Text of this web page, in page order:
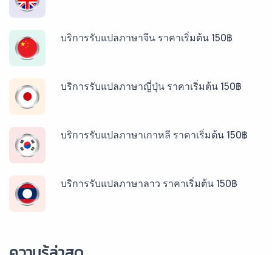
บริการรับแปลภาษาจีน ราคาเริ่มต้น 150฿
บริการรับแปลภาษาญี่ปุ่น ราคาเริ่มต้น 150฿
บริการรับแปลภาษาเกาหลี ราคาเริ่มต้น 150฿
บริการรับแปลภาษาลาว ราคาเริ่มต้น 150฿